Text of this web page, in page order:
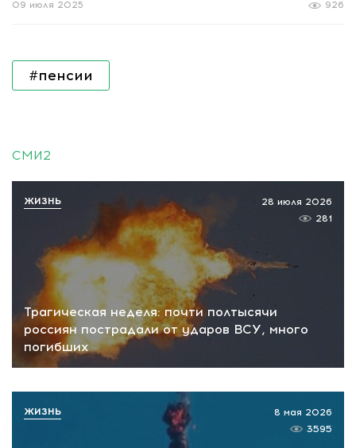
926
09 июля 2025
#пенсии
СМИ2
Трагическая неделя: почти полтысячи
россиян пострадали от ударов ВСУ, много
погибших
28 июля 2026
281
ЖИЗНЬ
8 мая 2026
3595
ЖИЗНЬ